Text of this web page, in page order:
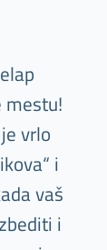
mestu!
vrlo
i
vaš
i